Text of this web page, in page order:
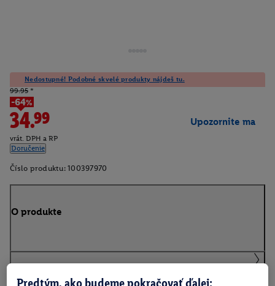
Nedostupné! Podobné skvelé produkty nájdeš tu.
99.95 *
-64%
34.99
vrát. DPH a RP
Doručenie
Upozornite ma
Číslo produktu: 100397970
O produkte
Informácie o batériách podľa nariadenia EÚ o
Predtým, ako budeme pokračovať ďalej: